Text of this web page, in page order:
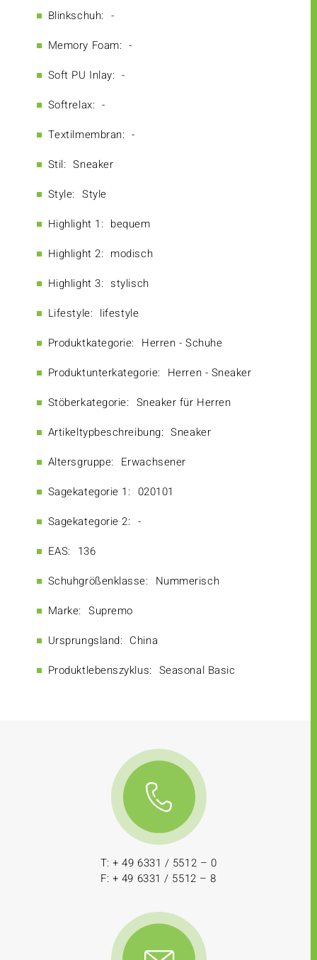
Blinkschuh: -
Memory Foam: -
Soft PU Inlay: -
Softrelax: -
Textilmembran: -
Stil: Sneaker
Style: Style
Highlight 1: bequem
Highlight 2: modisch
Highlight 3: stylisch
Lifestyle: lifestyle
Produktkategorie: Herren - Schuhe
Produktunterkategorie: Herren - Sneaker
Stöberkategorie: Sneaker für Herren
Artikeltypbeschreibung: Sneaker
Altersgruppe: Erwachsener
Sagekategorie 1: 020101
Sagekategorie 2: -
EAS: 136
Schuhgrößenklasse: Nummerisch
Marke: Supremo
Ursprungsland: China
Produktlebenszyklus: Seasonal Basic
T: + 49 6331 / 5512 – 0
F: + 49 6331 / 5512 – 8